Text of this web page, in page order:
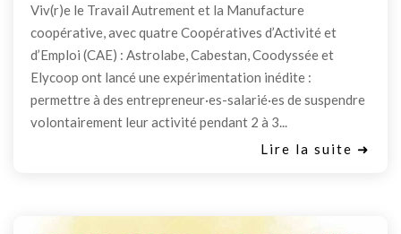
Viv(r)e le Travail Autrement et la Manufacture
coopérative, avec quatre Coopératives d’Activité et
d’Emploi (CAE) : Astrolabe, Cabestan, Coodyssée et
Elycoop ont lancé une expérimentation inédite :
permettre à des entrepreneur·es-salarié·es de suspendre
volontairement leur activité pendant 2 à 3...
Lire la suite ➜